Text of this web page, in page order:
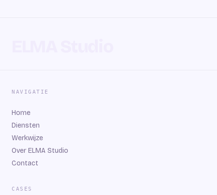
NAVIGATIE
Home
Diensten
Werkwijze
Over ELMA Studio
Contact
CASES